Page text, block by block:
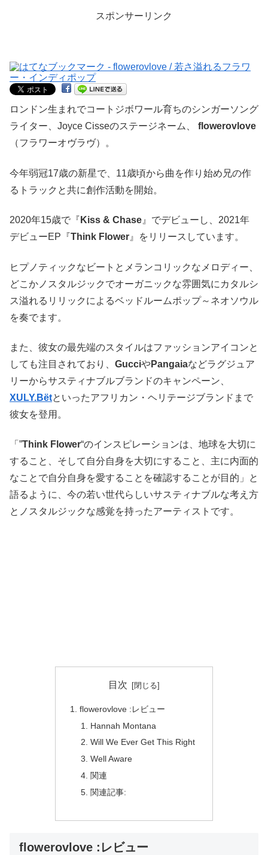
スポンサーリンク
ロンドン生まれでコートジボワール育ちのシンガーソング
ライター、Joyce Cisseのステージネーム、 flowerovlove
（フラワーオヴラヴ）。
今年弱冠17歳の新星で、11歳頃から曲を作り始め兄の作
るトラックと共に創作活動を開始。
2020年15歳で『 Kiss & Chase 』でデビューし、2021年
デビューEP『Think Flower 』をリリースしています。
ヒプノティックなビートとメランコリックなメロディー、
どこかノスタルジックでオーガニックな雰囲気にカタルシ
ス溢れるリリックによるベッドルームポップ～ネオソウル
を奏でます。
また、彼女の最先端のスタイルはファッションアイコンと
しても注目されており、 GucciやPangaiaなどラグジュア
リーからサスティナブルブランドのキャンペーン、
XULY.Bëtといったアフリカン・ヘリテージブランドまで
彼女を登用。
「”Think Flower“のインスピレーションは、地球を大切に
すること、そして自分自身を大切にすること、主に内面的
なことで自分自身を愛することを確認することが目的」と
語るように、今の若い世代らしいサスティナブルな考え方
とノスタルジックな感覚を持ったアーティストです。
目次
flowerovlove :レビュー
Hannah Montana
Will We Ever Get This Right
Well Aware
関連
関連記事:
flowerovlove :レビュー